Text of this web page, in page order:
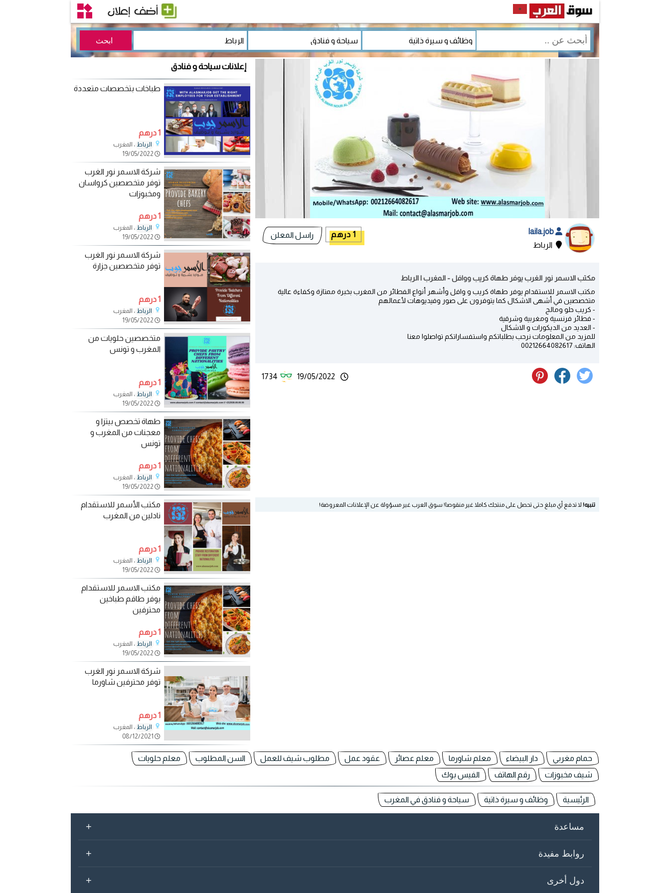
الرباط
1 درهم راسل المعلن
مكتب الاسمر نور الغرب يوفر طهاة كريب ووافل - المغرب | الرباط
مكتب الاسمر للاستقدام يوفر طهاة كريب و وافل وأشهر أنواع الفطائر من المغرب بخبرة ممتازة وكفاءة عالية
متخصصين في أشهى الاشكال كما يتوفرون على صور وفيديوهات لأعمالهم
- كريب حلو ومالح
- فطائر فرنسية ومغربية وشرقية
- العديد من الديكورات و الاشكال
للمزيد من المعلومات نرحب بطلباتكم واستفساراتكم تواصلوا معنا
الهاتف: 00212664082617
19/05/2022
1734
تنبيه! لا تدفع أي مبلغ حتى تحصل على منتجك كاملا غير منقوصا! سوق العرب غير مسؤولة عن الإعلانات المعروضة!
إعلانات سياحة و فنادق
طباخات بتخصصات متعددة
1 درهم
الرباط ، المغرب
19/05/2022
شركة الاسمر نور الغرب
توفر متخصصين كرواسان
ومخبوزات
1 درهم
الرباط ، المغرب
19/05/2022
شركة الاسمر نور الغرب
توفر متخصصين جزارة
1 درهم
الرباط ، المغرب
19/05/2022
متخصصين حلويات من
المغرب و تونس
1 درهم
الرباط ، المغرب
19/05/2022
طهاة تخصص بيتزا و
معجنات من المغرب و
تونس
1 درهم
الرباط ، المغرب
19/05/2022
مكتب الأسمر للاستقدام
نادلين من المغرب
1 درهم
الرباط ، المغرب
19/05/2022
مكتب الاسمر للاستقدام
يوفر طاقم طباخين
محترفين
1 درهم
الرباط ، المغرب
19/05/2022
شركة الاسمر نور الغرب
توفر محترفين شاورما
1 درهم
الرباط ، المغرب
08/12/2021
حمام مغربي دار البيضاء معلم شاورما معلم عصائر عقود عمل مطلوب شيف للعمل السن المطلوب
معلم حلويات
شيف مخبوزات
رقم الهاتف الفيس بوك
الرئيسية وظائف و سيرة ذاتية سياحة و فنادق في المغرب
مساعدة +
روابط مفيدة +
دول أخرى +